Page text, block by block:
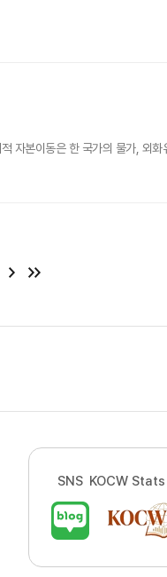
자본이동은 한 국가의 물가, 외
SNS KOCW